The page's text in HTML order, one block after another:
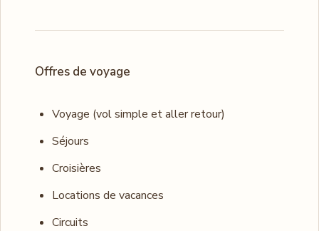
Offres de voyage
Voyage (vol simple et aller retour)
Séjours
Croisières
Locations de vacances
Circuits